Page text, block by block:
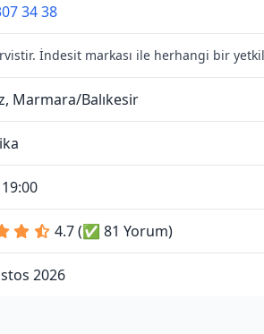
34 38
İndesit markası ile herhangi bir
Marmara/Balıkesir
4.7 (✅ 81 Yorum)
2026